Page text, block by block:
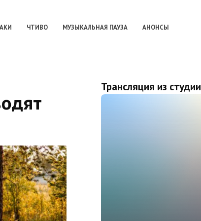
ЧТИВО МУЗЫКАЛЬНАЯ ПАУЗА АНОНСЫ
Трансляция из студии